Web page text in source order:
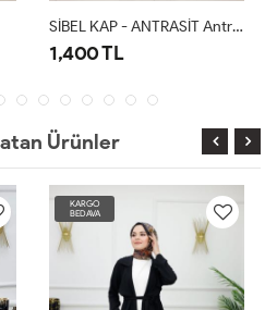
SİBEL KAP - ANTRASİT Antrasit
1,400 TL
Ürünler
KARGO
BEDAVA